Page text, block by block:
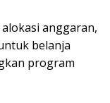
anggaran,
belanja
program